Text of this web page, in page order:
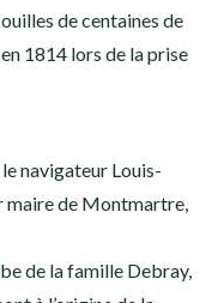
de centaines de
1814 lors de la prise
navigateur Louis-
maire de Montmartre,
de la famille Debray,